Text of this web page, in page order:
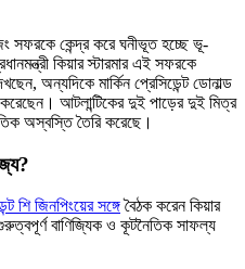
সফরকে কেন্দ্র করে ঘনীভূত হচ্ছে ভূ-
কিয়ার স্টারমার এই সফরকে
অন্যদিকে মার্কিন প্রেসিডেন্ট ডোনাল্ড
আটলান্টিকের দুই পাড়ের দুই মিত্র
অস্বস্তি তৈরি করেছে।
শি জিনপিংয়ের সঙ্গেবৈঠক করেন কিয়ার
বাণিজ্যিক ও কূটনৈতিক সাফল্য